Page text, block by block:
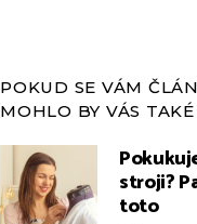
POKUD SE VÁM
MOHLO BY VÁS
stroji?
toto